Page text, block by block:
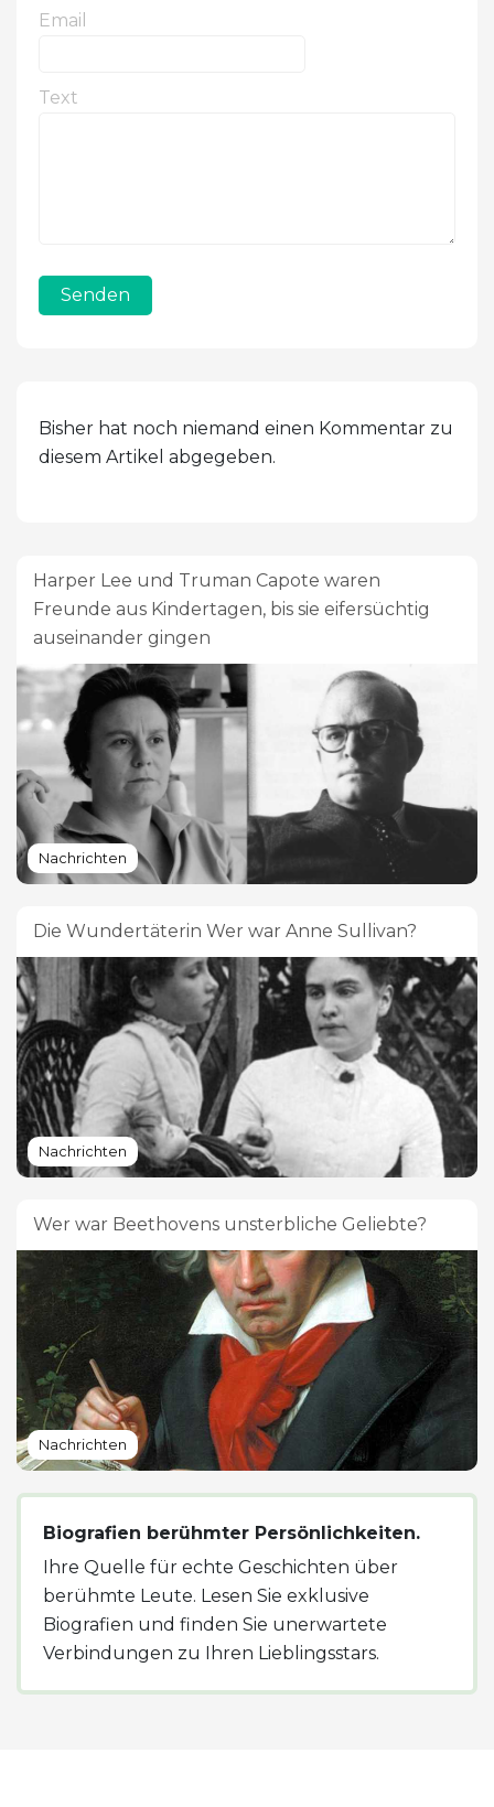
Email
Text
Senden
Bisher hat noch niemand einen Kommentar zu
diesem Artikel abgegeben.
Harper Lee und Truman Capote waren
Freunde aus Kindertagen, bis sie eifersüchtig
auseinander gingen
Nachrichten
Die Wundertäterin Wer war Anne Sullivan?
Nachrichten
Wer war Beethovens unsterbliche Geliebte?
Nachrichten
Biografien berühmter Persönlichkeiten.
Ihre Quelle für echte Geschichten über
berühmte Leute. Lesen Sie exklusive
Biografien und finden Sie unerwartete
Verbindungen zu Ihren Lieblingsstars.